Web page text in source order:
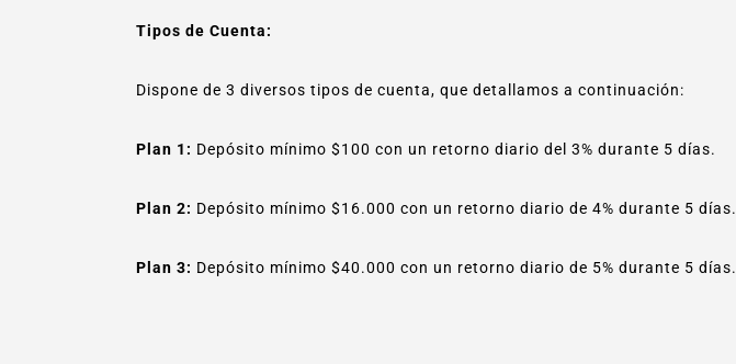
Tipos de Cuenta:
Dispone de 3 diversos tipos de cuenta, que detallamos a continuación:
Plan 1: Depósito mínimo $100 con un retorno diario del 3% durante 5 días.
Plan 2: Depósito mínimo $16.000 con un retorno diario de 4% durante 5 días.
Plan 3: Depósito mínimo $40.000 con un retorno diario de 5% durante 5 días.